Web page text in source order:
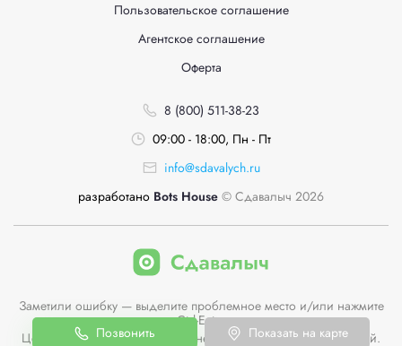
Позвонить Показать на карте
Пользовательское соглашение
Агентское соглашение
Оферта
8 (800) 511-38-23
09:00 - 18:00, Пн - Пт
info@sdavalych.ru
разработано Bots House © Сдавалыч 2026
Заметили ошибку — выделите проблемное место и/или нажмите
Ctrl-Enter
Цены пунктов приема на сайте не являются публичной офертой.